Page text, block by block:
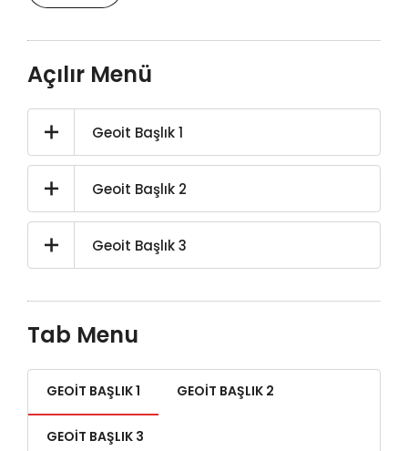
Açılır Menü
Geoit Başlık 1
Geoit Başlık 2
Geoit Başlık 3
Tab Menu
GEOIT BAŞLIK 1 GEOIT BAŞLIK 2
GEOIT BAŞLIK 3